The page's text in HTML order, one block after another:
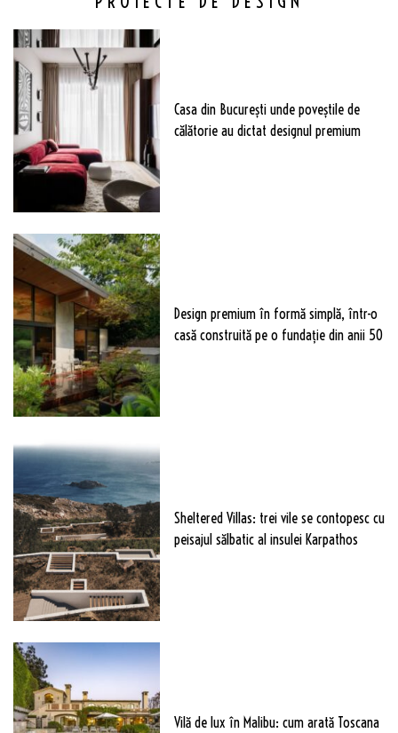
Casa din București unde poveștile de
călătorie au dictat designul premium
Design premium în formă simplă, într-o
casă construită pe o fundație din anii 50
Sheltered Villas: trei vile se contopesc cu
peisajul sălbatic al insulei Karpathos
Vilă de lux în Malibu: cum arată Toscana